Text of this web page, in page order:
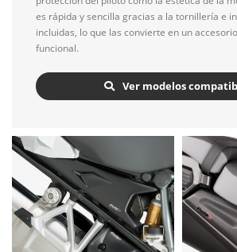
es rápida y sencilla gracias a la tornillería e
incluidas, lo que las convierte en un
funcional.
Ver modelos